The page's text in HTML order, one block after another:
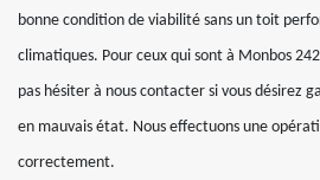
bonne condition de viabilité sans un toit
climatiques. Pour ceux qui sont à Monbos
pas hésiter à nous contacter si vous désirez
en mauvais état. Nous effectuons une
correctement.